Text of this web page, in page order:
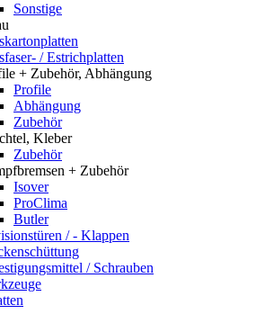
Sonstige
/ Estrichplatten
+ Zubehör, Abhängung
Profile
Abhängung
Zubehör
Kleber
Zubehör
+ Zubehör
Isover
ProClima
Butler
/ - Klappen
/ Schrauben